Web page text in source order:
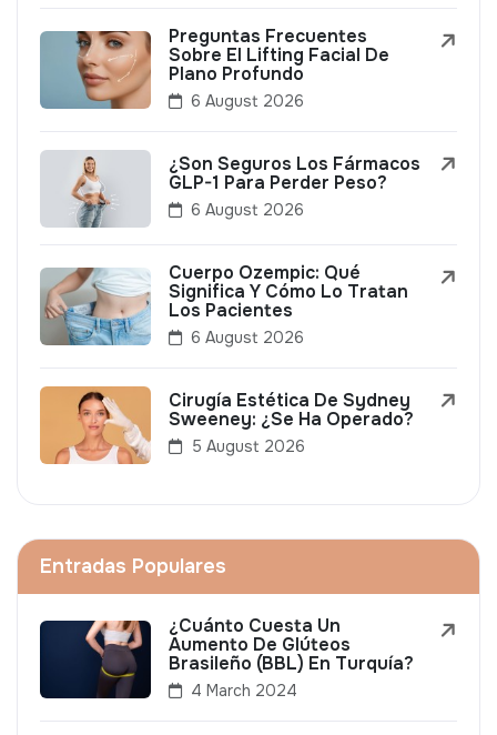
Preguntas Frecuentes
Sobre El Lifting Facial De
Plano Profundo
6 August 2026
¿Son Seguros Los Fármacos
GLP-1 Para Perder Peso?
6 August 2026
Cuerpo Ozempic: Qué
Significa Y Cómo Lo Tratan
Los Pacientes
6 August 2026
Cirugía Estética De Sydney
Sweeney: ¿Se Ha Operado?
5 August 2026
Entradas Populares
¿Cuánto Cuesta Un
Aumento De Glúteos
Brasileño (BBL) En Turquía?
4 March 2024